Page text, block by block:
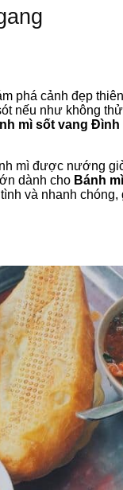
phá cảnh đẹp
nếu như không
mì sốt vang Đình
mì được nướng
dành cho Bánh
và nhanh chóng,